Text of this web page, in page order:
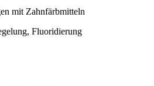
mit Zahnfärbmitteln
Fluoridierung